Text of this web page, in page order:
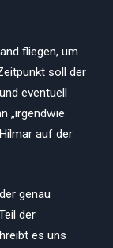
fliegen, um
soll der
eventuell
„irgendwie
auf der
genau
der
es uns